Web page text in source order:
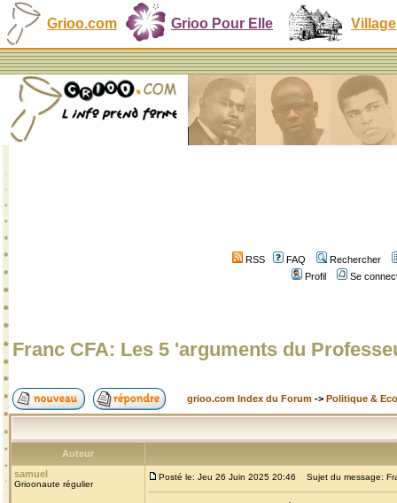
Grioo.com Grioo Pour Elle Village
RSS FAQ
Rechercher
Profil
Se
Franc CFA: Les 5 'arguments du
grioo.com Index du Forum -> Politique &
Auteur
samuel
Grioonaute régulier
Posté le: Jeu 26 Juin 2025 20:46 Sujet du message: